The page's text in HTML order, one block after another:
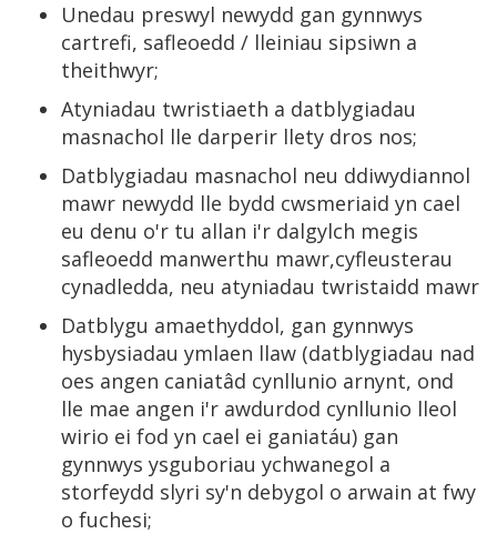
Unedau preswyl newydd gan gynnwys
cartrefi, safleoedd / lleiniau sipsiwn a
theithwyr;
Atyniadau twristiaeth a datblygiadau
masnachol lle darperir llety dros nos;
Datblygiadau masnachol neu ddiwydiannol
mawr newydd lle bydd cwsmeriaid yn cael
eu denu o'r tu allan i'r dalgylch megis
safleoedd manwerthu mawr,cyfleusterau
cynadledda, neu atyniadau twristaidd mawr
Datblygu amaethyddol, gan gynnwys
hysbysiadau ymlaen llaw (datblygiadau nad
oes angen caniatâd cynllunio arnynt, ond
lle mae angen i'r awdurdod cynllunio lleol
wirio ei fod yn cael ei ganiatáu) gan
gynnwys ysguboriau ychwanegol a
storfeydd slyri sy'n debygol o arwain at fwy
o fuchesi;